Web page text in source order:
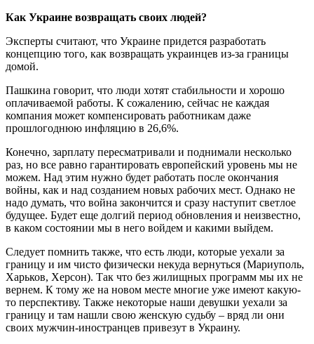
Как Украине возвращать своих людей?
Эксперты считают, что Украине придется разработать
концепцию того, как возвращать украинцев из-за границы
домой.
Пашкина говорит, что люди хотят стабильности и хорошо
оплачиваемой работы. К сожалению, сейчас не каждая
компания может компенсировать работникам даже
прошлогоднюю инфляцию в 26,6%.
Конечно, зарплату пересматривали и поднимали несколько
раз, но все равно гарантировать европейский уровень мы не
можем. Над этим нужно будет работать после окончания
войны, как и над созданием новых рабочих мест. Однако не
надо думать, что война закончится и сразу наступит светлое
будущее. Будет еще долгий период обновления и неизвестно,
в каком состоянии мы в него войдем и какими выйдем.
Следует помнить также, что есть люди, которые уехали за
границу и им чисто физически некуда вернуться (Мариуполь,
Харьков, Херсон). Так что без жилищных программ мы их не
вернем. К тому же на новом месте многие уже имеют какую-
то перспективу. Также некоторые наши девушки уехали за
границу и там нашли свою женскую судьбу – вряд ли они
своих мужчин-иностранцев привезут в Украину.